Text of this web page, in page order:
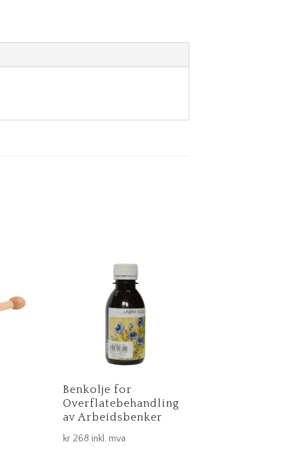
Benkolje for
Overflatebehandling
av Arbeidsbenker
kr268 inkl. mva